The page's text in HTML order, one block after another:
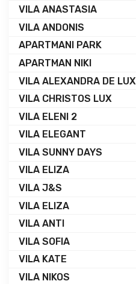
VILA ANASTASIA
VILA ANDONIS
APARTMANI PARK
APARTMAN NIKI
VILA ALEXANDRA DE LUX
VILA CHRISTOS LUX
VILA ELENI 2
VILA ELEGANT
VILA SUNNY DAYS
VILA ELIZA
VILA J&S
VILA ELIZA
VILA ANTI
VILA SOFIA
VILA KATE
VILA NIKOS